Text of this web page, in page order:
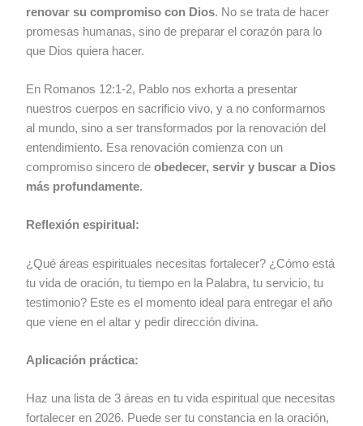
renovar su compromiso con Dios. No se trata de hacer
promesas humanas, sino de preparar el corazón para lo
que Dios quiera hacer.
En Romanos 12:1-2, Pablo nos exhorta a presentar
nuestros cuerpos en sacrificio vivo, y a no conformarnos
al mundo, sino a ser transformados por la renovación del
entendimiento. Esa renovación comienza con un
compromiso sincero deobedecer, servir y buscar a Dios
más profundamente.
Reflexión espiritual:
¿Qué áreas espirituales necesitas fortalecer? ¿Cómo está
tu vida de oración, tu tiempo en la Palabra, tu servicio, tu
testimonio? Este es el momento ideal para entregar el año
que viene en el altar y pedir dirección divina.
Aplicación práctica:
Haz una lista de 3 áreas en tu vida espiritual que necesitas
fortalecer en 2026. Puede ser tu constancia en la oración,